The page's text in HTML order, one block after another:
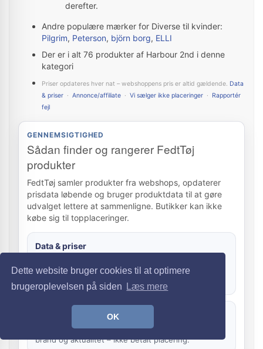
Dette website bruger cookies til at optimere
brugeroplevelsen på siden
Læs mere
OK
derefter.
Andre populære mærker for Diverse til kvinder:
Pilgrim, Peterson, björn borg, ELLI
Der er i alt 76 produkter af Harbour 2nd i denne
kategori
Priser opdateres hver nat – webshoppens pris er altid gældende. Data
& priser · Annonce/affiliate · Vi sælger ikke placeringer · Rapportér
fejl
GENNEMSIGTIGHED
Sådan finder og rangerer FedtTøj
produkter
FedtTøj samler produkter fra webshops, opdaterer
prisdata løbende og bruger produktdata til at gøre
udvalget lettere at sammenligne. Butikker kan ikke
købe sig til topplaceringer.
Data & priser
automatisk. Webshoppens aktuelle pris er altid den
gældende.
Sortering bygger på relevans, pris, data, kategori,
brand og aktualitet – ikke betalt placering.